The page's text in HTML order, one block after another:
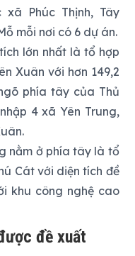
Phúc Thịnh, Tây
mỗi nơi có 6 dự án.
lớn nhất là tổ hợp
Xuân với hơn 149,2
phía tây của Thủ
4 xã Yên Trung,
nằm ở phía tây là tổ
Cát với diện tích đề
khu công nghệ cao